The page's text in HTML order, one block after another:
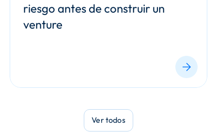
riesgo antes de construir un
venture
Ver todos